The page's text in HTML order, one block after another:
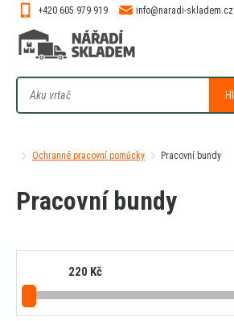
+420 605 979 919 info@naradi-skladem.cz
Ochranné pracovní pomůcky Pracovní bundy
Pracovní bundy
220 Kč